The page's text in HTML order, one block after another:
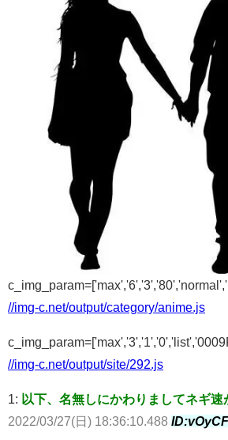
//img-c.net/output/category/anime.js
//img-c.net/output/site/292.js
1: 以下、名無しにかわりましてネギ速
2022/03/27(日) 18:36:10.488